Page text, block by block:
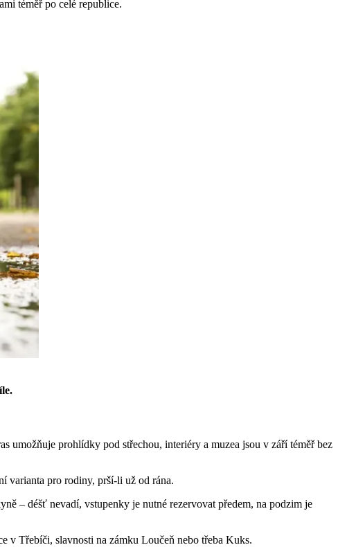
téměř po celé republice.
prohlídky pod střechou, interiéry a muzea jsou v září téměř bez
varianta pro rodiny, prší-li už od rána.
– déšť nevadí, vstupenky je nutné rezervovat předem, na podzim je
v Třebíči, slavnosti na zámku Loučeň nebo třeba Kuks.